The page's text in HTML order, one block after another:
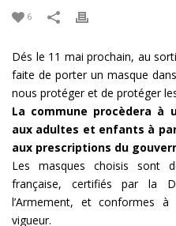
6
Dés le 11 mai prochain, au
faite de porter un masque
nous protéger et de protéger
La commune procèdera à
aux adultes et enfants à
aux prescriptions du
Les masques choisis sont
française, certifiés par la
l’Armement, et conformes
vigueur.